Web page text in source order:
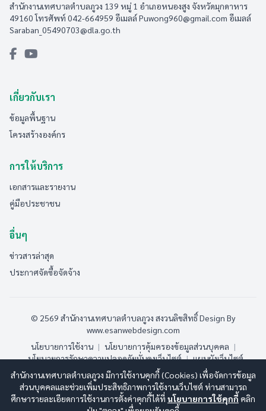
สำนักงานเทศบาลตำบลภูวง 139 หมู่ 1 อำเภอหนองสูง จังหวัดมุกดาหาร
49160 โทรศัพท์ 042-664959 อีเมลล์Puwong960@gmail.com อีเมลล์
Saraban_05490703@dla.go.th
เกี่ยวกับเรา
ข้อมูลพื้นฐาน
โครงสร้างองค์กร
การให้บริการ
เอกสารและรายงาน
คู่มือประชาชน
อื่นๆ
ข่าวสารล่าสุด
ประกาศจัดซื้อจัดจ้าง
© 2569 สำนักงานเทศบาลตำบลภูวง สงวนลิขสิทธิ์Design By
www.esanwebdesign.com
นโยบายการใช้งาน | นโยบายการคุ้มครองข้อมูลส่วนบุคคล |
นโยบายการรักษาความปลอดภัยมั่นคงเว็บไซต์ | แผนผังเว็บไซต์
ออนไลน์:2 ทั้งหมด:188 (ดูสถิติทั้งหมด)
สำนักงานเทศบาลตำบลภูวง มีการใช้งานคุกกี้ (Cookies) เพื่อจัดการข้อมูล
ส่วนบุคคลและช่วยเพิ่มประสิทธิภาพการใช้งานเว็บไซต์ ท่านสามารถ
ศึกษารายละเอียดการใช้งานการตั้งค่าคุกกี้ได้ที่ นโยบายการใช้คุกกี้ คลิก